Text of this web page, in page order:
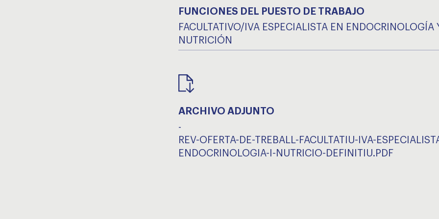
FUNCIONES DEL PUESTO DE TRABAJO
FACULTATIVO/IVA ESPECIALISTA EN ENDOCRINOLOGÍA
NUTRICIÓN
ARCHIVO ADJUNTO
-
REV-OFERTA-DE-TREBALL-FACULTATIU-IVA-
ENDOCRINOLOGIA-I-NUTRICIO-DEFINITIU.PDF